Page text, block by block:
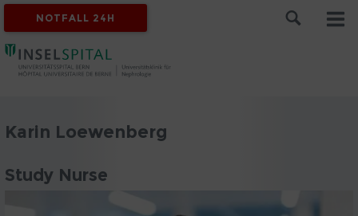
NOTFALL 24H
Karin Loewenberg
Study Nurse